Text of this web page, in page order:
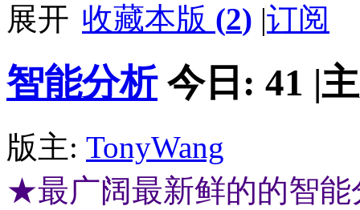
收藏本版 (2) |订阅
智能分析 今日: 41 |
版主: TonyWang
★最广阔最新鲜的的智能